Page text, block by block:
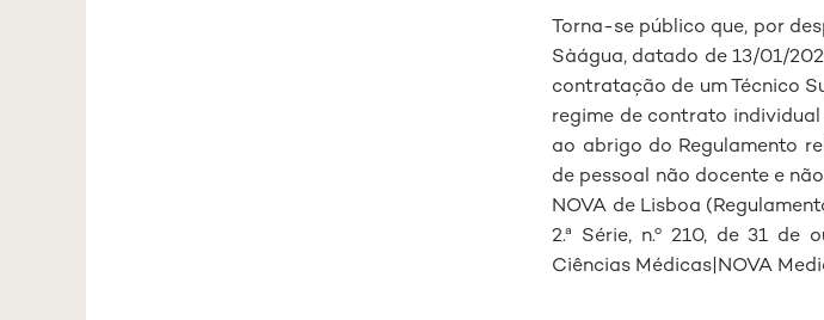
Torna-se público que, por
Sàágua, datado de 13/01/
contratação de um Técnico
regime de contrato
ao abrigo do Regulamento
de pessoal não docente e
NOVA de Lisboa
2.ª Série, n.º 210, de 31 de
Ciências Médicas|NOVA